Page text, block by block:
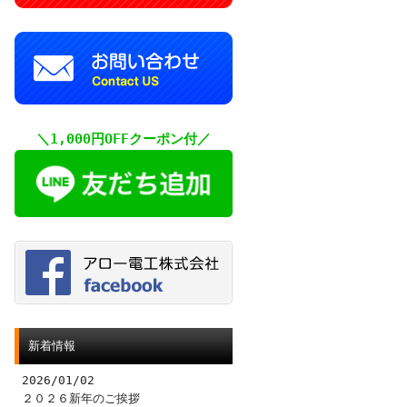
＼1,000円OFFクーポン付／
新着情報
2026/01/02
２０２６新年のご挨拶